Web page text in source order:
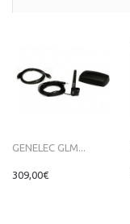
GENELEC GLM...
309,00€